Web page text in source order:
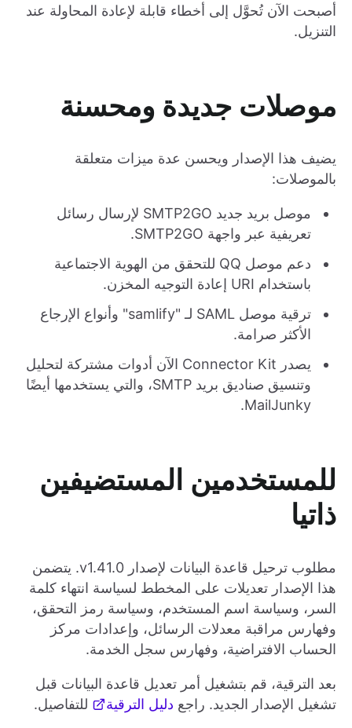
أصبحت الآن تُحوَّل إلى أخطاء قابلة لإعادة المحاولة عند
التنزيل.
موصلات جديدة ومحسنة
يضيف هذا الإصدار ويحسن عدة ميزات متعلقة
بالموصلات:
موصل بريد جديد SMTP2GO لإرسال رسائل
تعريفية عبر واجهة SMTP2GO.
دعم موصل QQ للتحقق من الهوية الاجتماعية
باستخدام URI إعادة التوجيه المخزن.
ترقية موصل SAML لـ "samlify" وأنواع الإرجاع
الأكثر صرامة.
يصدر Connector Kit الآن أدوات مشتركة لتحليل
وتنسيق صناديق بريد SMTP، والتي يستخدمها أيضًا
MailJunky.
للمستخدمين المستضيفين
ذاتيا
مطلوب ترحيل قاعدة البيانات لإصدار v1.41.0. يتضمن
هذا الإصدار تعديلات على المخطط لسياسة انتهاء كلمة
السر، وسياسة اسم المستخدم، وسياسة رمز التحقق،
وفهارس مراقبة معدلات الرسائل، وإعدادات مركز
الحساب الافتراضية، وفهارس سجل الخدمة.
بعد الترقية، قم بتشغيل أمر تعديل قاعدة البيانات قبل
تشغيل الإصدار الجديد. راجع دليل الترقية للتفاصيل.